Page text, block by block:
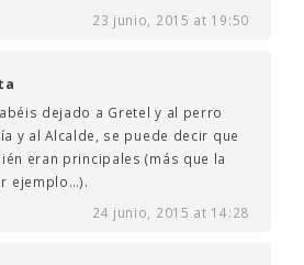
23 junio, 2015 at 19:50
dejado a Gretel y al perro
y al Alcalde, se puede decir que
eran principales (más que la
ejemplo…).
24 junio, 2015 at 14:28